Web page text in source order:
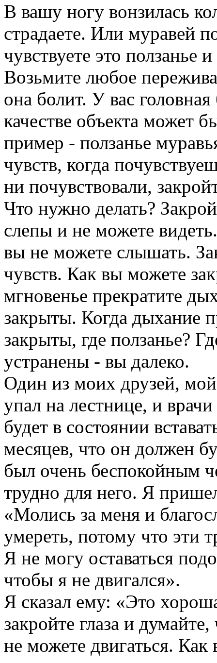
В вашу ногу вонзилась
страдаете. Или муравей
чувствуете это ползанье
Возьмите любое
она болит. У вас
качестве объекта может
пример - ползанье
чувств, когда
ни почувствовали,
Что нужно делать?
слепы и не можете
вы не можете слышать.
чувств. Как вы можете
мгновенье прекратите
закрыты. Когда дыхание
закрыты, где ползанье?
устранены - вы далеко.
Один из моих друзей,
упал на лестнице, и
будет в состоянии
месяцев, что он должен
был очень беспокойным
трудно для него. Я
«Молись за меня и
умереть, потому что эти
Я не могу оставаться
чтобы я не двигался».
Я сказал ему: «Это
закройте глаза и
не можете двигаться.